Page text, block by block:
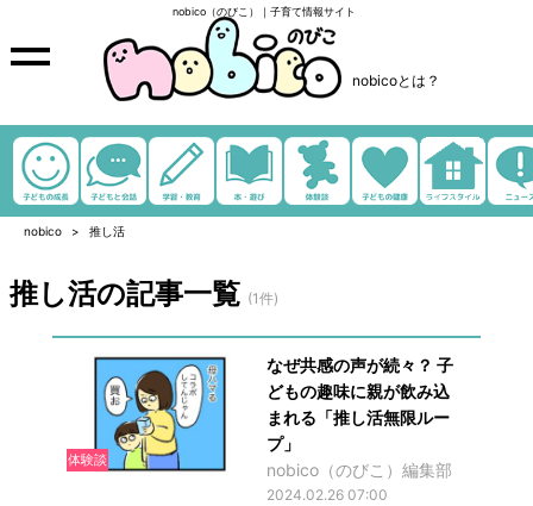
nobico（のびこ）｜子育て情報サイト
nobicoとは？
nobico 推し活
推し活の記事一覧 (1件)
体験談
なぜ共感の声が続々？ 子
どもの趣味に親が飲み込
まれる「推し活無限ルー
プ」
nobico（のびこ）編集部
2024.02.26 07:00